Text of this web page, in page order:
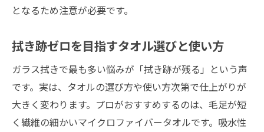
となるため注意が必要です。
拭き跡ゼロを目指すタオル選びと使い方
ガラス拭きで最も多い悩みが「拭き跡が残る」という声
です。実は、タオルの選び方や使い方次第で仕上がりが
大きく変わります。プロがおすすめするのは、毛足が短
く繊維の細かいマイクロファイバータオルです。吸水性